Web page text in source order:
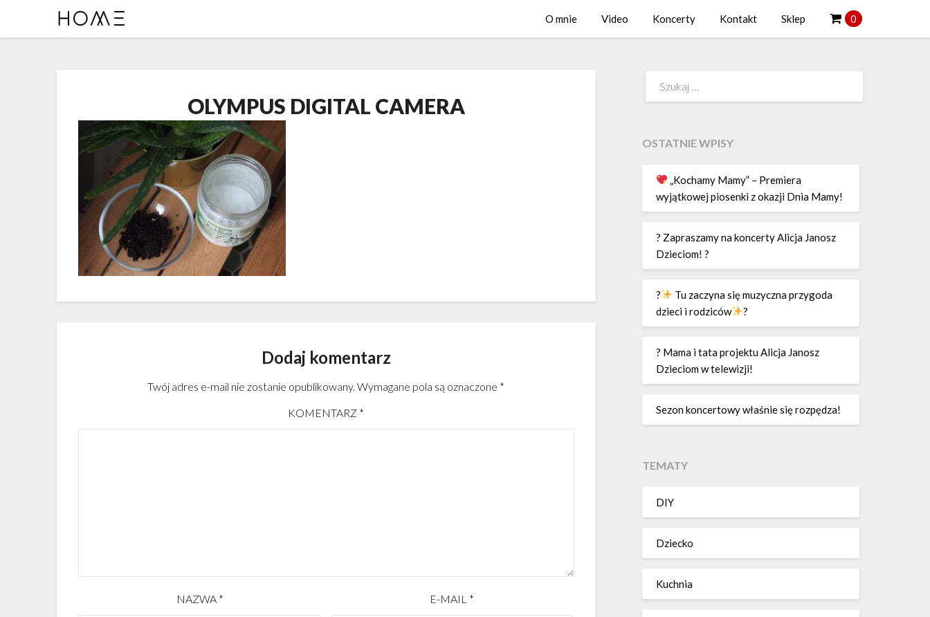
O mnie Video Koncerty Kontakt Sklep 0
OLYMPUS DIGITAL CAMERA
Dodaj komentarz
Twój adres e-mail nie zostanie opublikowany. Wymagane pola są oznaczone *
KOMENTARZ *
NAZWA * E-MAIL *
OSTATNIE WPISY
„Kochamy Mamy” – Premiera
wyjątkowej piosenki z okazji Dnia Mamy!
? Zapraszamy na koncerty Alicja Janosz
Dzieciom! ?
?
Tu zaczyna się muzyczna przygoda
dzieci i rodziców
?
? Mama i tata projektu Alicja Janosz
Dzieciom w telewizji!
Sezon koncertowy właśnie się rozpędza!
TEMATY
DIY
Dziecko
Kuchnia